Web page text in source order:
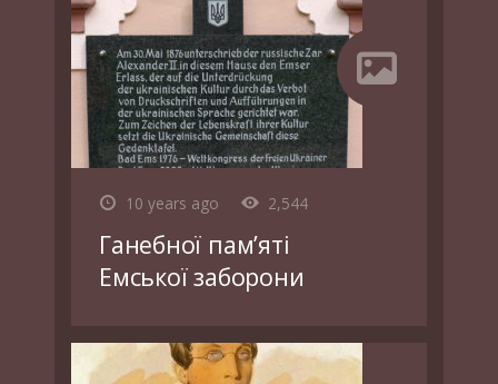
10 years ago 2,544
Ганебної пам’яті
Емської заборони